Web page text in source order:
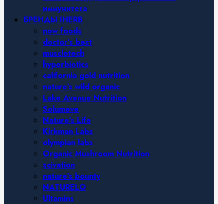
иммунитета
БРЕНДЫ IHERB
now foods
doctor’s best
muscletech
hyperbiotics
california gold nutrition
nature’s wild organic
Lake Avenue Nutrition
Solumeve
Nature’s Life
Kirkman Labs
olympian labs
Organic Mushroom Nutrition
scivation
nature’s bounty
NATURELO
Ultamins